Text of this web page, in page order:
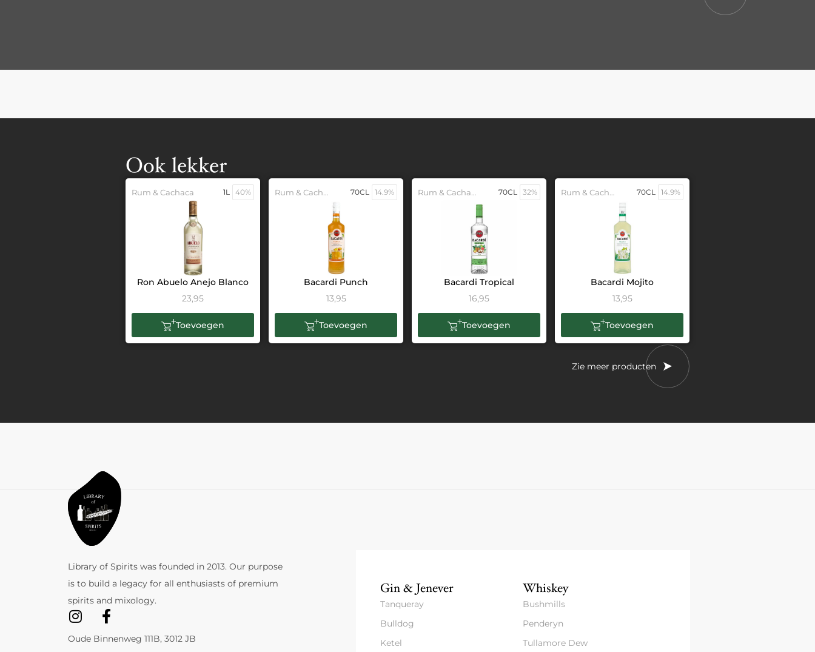
Ook lekker
Rum & Cachaca 1L 40%
Ron Abuelo Anejo Blanco
23,95
Toevoegen
Rum & Cachaca 70CL 14.9%
Bacardi Punch
13,95
Toevoegen
Rum & Cachaca 70CL 32%
Bacardi Tropical
16,95
Toevoegen
Rum & Cachaca 70CL 14.9%
Bacardi Mojito
13,95
Toevoegen
Zie meer producten
Library of Spirits was founded in 2013. Our purpose
is to build a legacy for all enthusiasts of premium
spirits and mixology.
Oude Binnenweg 111B, 3012 JB
Gin & Jenever
Tanqueray
Bulldog
Ketel
Whiskey
Bushmills
Penderyn
Tullamore Dew